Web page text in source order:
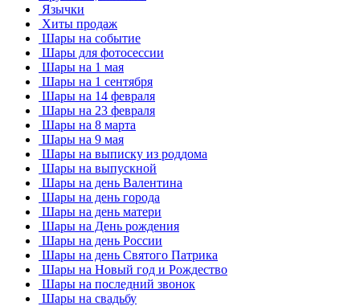
Язычки
Хиты продаж
Шары на событие
Шары для фотосессии
Шары на 1 мая
Шары на 1 сентября
Шары на 14 февраля
Шары на 23 февраля
Шары на 8 марта
Шары на 9 мая
Шары на выписку из роддома
Шары на выпускной
Шары на день Валентина
Шары на день города
Шары на день матери
Шары на День рождения
Шары на день России
Шары на день Святого Патрика
Шары на Новый год и Рождество
Шары на последний звонок
Шары на свадьбу